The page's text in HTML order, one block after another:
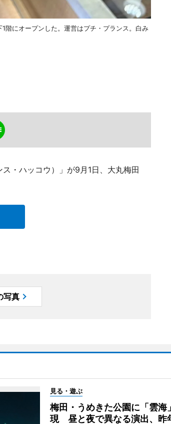
階にオープンした。運営はプチ・プランス。白み
・ハッコウ）」が9月1日、大丸梅田
写真
見る・遊ぶ
梅田・うめきた公園に「雲海
現 昼と夜で異なる演出、昨